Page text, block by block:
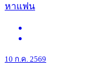
หาแฟน
10 ก.ค. 2569